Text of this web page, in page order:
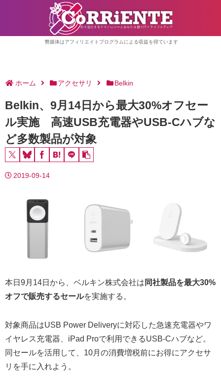
弊媒体はアフィリエイトプログラムによる収益を得ています
ホーム アクセサリ Belkin
Belkin、9月14日から最大30%オフセー
ル実施 高速USB充電器やUSB-Cハブな
ど多数製品が対象
2019-09-14
本日9月14日から、ベルキン株式会社は 同社製品を最大30%
オフで販売するセールを実施する。
対象商品はUSB Power Deliveryに対応した急速充電器やワ
イヤレス充電器、iPad Proで利用できるUSB-Cハブなど。
同セールを活用して、10月の消費増税前にお得にアクセサ
リを手に入れよう。